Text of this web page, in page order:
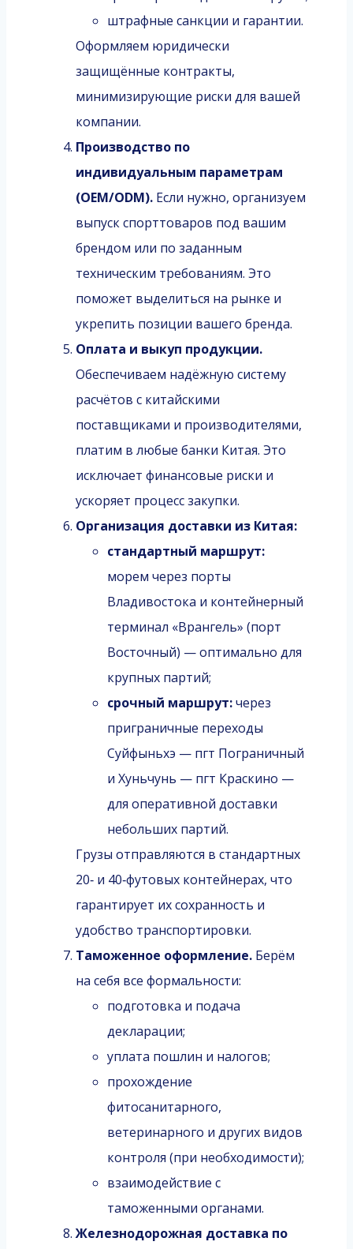
штрафные санкции и гарантии.
Оформляем юридически
защищённые контракты,
минимизирующие риски для вашей
компании.
Производство по
индивидуальным параметрам
(OEM/ODM). Если нужно, организуем
выпуск спорттоваров под вашим
брендом или по заданным
техническим требованиям. Это
поможет выделиться на рынке и
укрепить позиции вашего бренда.
Оплата и выкуп продукции.
Обеспечиваем надёжную систему
расчётов с китайскими
поставщиками и производителями,
платим в любые банки Китая. Это
исключает финансовые риски и
ускоряет процесс закупки.
Организация доставки из Китая:
стандартный маршрут:
морем через порты
Владивостока и контейнерный
терминал «Врангель» (порт
Восточный) — оптимально для
крупных партий;
срочный маршрут:через
приграничные переходы
Суйфыньхэ — пгт Пограничный
и Хуньчунь — пгт Краскино —
для оперативной доставки
небольших партий.
Грузы отправляются в стандартных
20‑ и 40‑футовых контейнерах, что
гарантирует их сохранность и
удобство транспортировки.
Таможенное оформление. Берём
на себя все формальности:
подготовка и подача
декларации;
уплата пошлин и налогов;
прохождение
фитосанитарного,
ветеринарного и других видов
контроля (при необходимости);
взаимодействие с
таможенными органами.
Железнодорожная доставка по